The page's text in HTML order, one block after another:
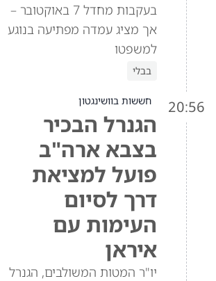
בעקבות מחדל 7 באוקטובר –
אך מציג עמדה מפתיעה בנוגע
למשפטו
בבלי
20:56 חששות בוושינגטון
הגנרל הבכיר
בצבא ארה"ב
פועל למציאת
דרך לסיום
העימות עם
איראן
יו"ר המטות המשולבים, הגנרל